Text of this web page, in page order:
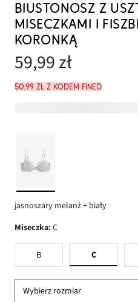
BIUSTONOSZ Z
MISECZKAMI I
KORONKĄ
59,99 zł
50,99 zł z kodem FINED
jasnoszary melanż + biały
Miseczka:C
B C
Wybierz rozmiar